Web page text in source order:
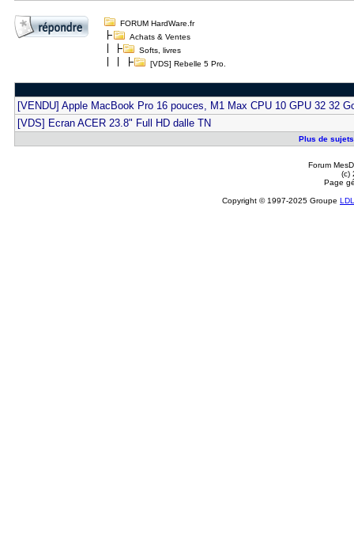
FORUM HardWare.fr
Achats & Ventes
Softs, livres
[VDS] Rebelle 5 Pro.
[VENDU] Apple MacBook Pro 16 pouces, M1 Max CPU 10 GPU 32 32
[VDS] Ecran ACER 23.8" Full HD dalle TN
Plus de
Forum
(c)
Page
Copyright © 1997-2025 Groupe